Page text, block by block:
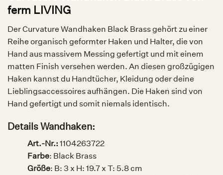
ferm LIVING
Der Curvature Wandhaken Black Brass gehört zu einer
Reihe organisch geformter Haken und Halter, die von
Hand aus massivem Messing gefertigt und mit einem
matten Finish versehen werden. An diesen großzügigen
Haken kannst du Handtücher, Kleidung oder deine
Lieblingsaccessoires aufhängen. Die Haken sind von
Hand gefertigt und somit niemals identisch.
Details Wandhaken:
Art.-Nr.: 1104263722
Farbe: Black Brass
Größe: B: 3 x H: 19.7 x T: 5.8 cm